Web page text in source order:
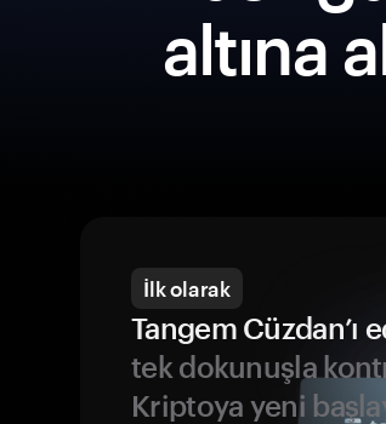
altına
İlk olarak
Tangem Cüzdan’ı
tek dokunuşla
Kriptoya yeni